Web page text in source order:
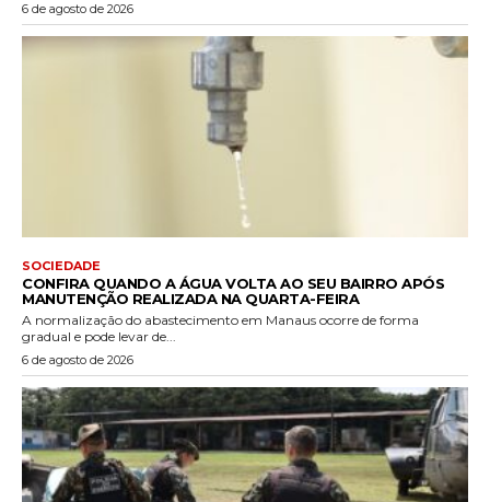
6 de agosto de 2026
SOCIEDADE
CONFIRA QUANDO A ÁGUA VOLTA AO SEU BAIRRO APÓS
MANUTENÇÃO REALIZADA NA QUARTA-FEIRA
A normalização do abastecimento em Manaus ocorre de forma
gradual e pode levar de...
6 de agosto de 2026